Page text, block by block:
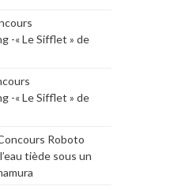
-« Le Sifflet » de
-« Le Sifflet » de
Roboto
tiède sous un